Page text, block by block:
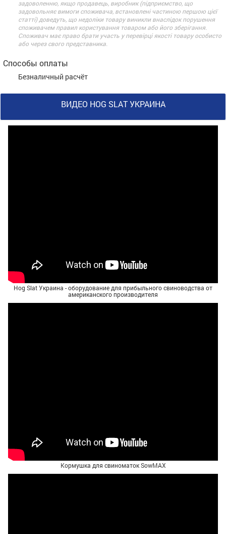
задоволенню, якщо продавець, виробник (підприємство, що
задовольняє вимоги споживача, встановлені частиною першою цієї
статті) доведуть, що недоліки товару виникли внаслідок порушення
споживачем правил користування товаром або його зберігання.
Споживач має право брати участь у перевірці якості товару особисто
або через свого представника.
Способы оплаты
Безналичный расчёт
ВИДЕО HOG SLAT УКРАИНА
Hog Slat Украина - оборудование для прибыльного свиноводства от
американского производителя
Кормушка для свиноматок SowMAX